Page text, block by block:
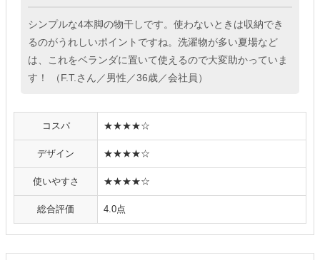
シンプルな4本脚の物干しです。使わないときは収納でき
るのがうれしいポイントですね。洗濯物が多い夏場など
は、これをベランダに置いて使えるので大変助かっていま
す！ （F.T.さん／男性／36歳／会社員）
コスパ ★★★★☆
デザイン ★★★★☆
使いやすさ ★★★★☆
総合評価 4.0点